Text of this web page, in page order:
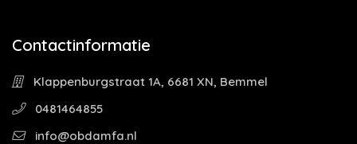
Contactinformatie
Klappenburgstraat 1A, 6681 XN, Bemmel
0481464855
info@obdamfa.nl